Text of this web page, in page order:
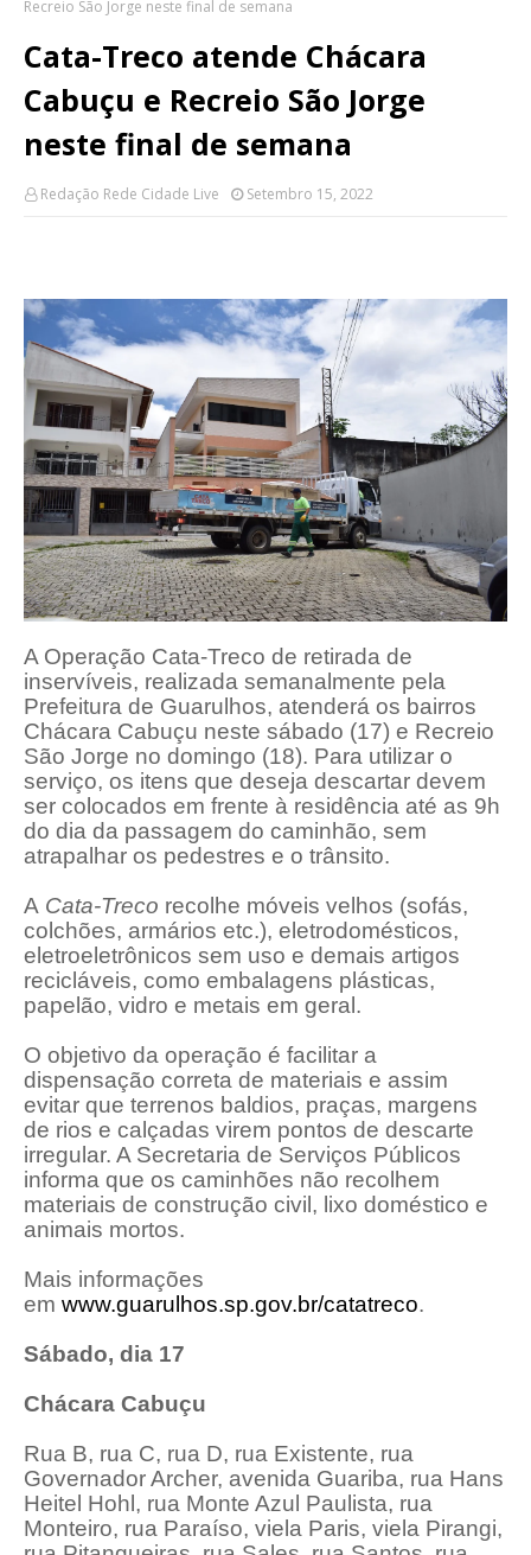
Recreio São Jorge neste final de semana
Cata-Treco atende Chácara
Cabuçu e Recreio São Jorge
neste final de semana
Redação Rede Cidade Live Setembro 15, 2022
A Operação Cata-Treco de retirada de
inservíveis, realizada semanalmente pela
Prefeitura de Guarulhos, atenderá os bairros
Chácara Cabuçu neste sábado (17) e Recreio
São Jorge no domingo (18). Para utilizar o
serviço, os itens que deseja descartar devem
ser colocados em frente à residência até as 9h
do dia da passagem do caminhão, sem
atrapalhar os pedestres e o trânsito.
A Cata-Treco recolhe móveis velhos (sofás,
colchões, armários etc.), eletrodomésticos,
eletroeletrônicos sem uso e demais artigos
recicláveis, como embalagens plásticas,
papelão, vidro e metais em geral.
O objetivo da operação é facilitar a
dispensação correta de materiais e assim
evitar que terrenos baldios, praças, margens
de rios e calçadas virem pontos de descarte
irregular. A Secretaria de Serviços Públicos
informa que os caminhões não recolhem
materiais de construção civil, lixo doméstico e
animais mortos.
Mais informações
em www.guarulhos.sp.gov.br/catatreco.
Sábado, dia 17
Chácara Cabuçu
Rua B, rua C, rua D, rua Existente, rua
Governador Archer, avenida Guariba, rua Hans
Heitel Hohl, rua Monte Azul Paulista, rua
Monteiro, rua Paraíso, viela Paris, viela Pirangi,